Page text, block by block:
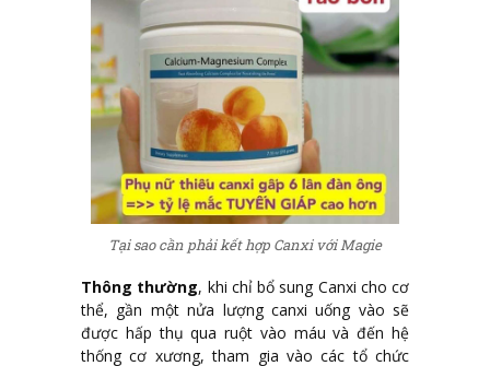
Tại sao cần phải kết hợp Canxi với Magie
Thông thường, khi chỉ bổ sung Canxi cho cơ
thể, gần một nửa lượng canxi uống vào sẽ
được hấp thụ qua ruột vào máu và đến hệ
thống cơ xương, tham gia vào các tổ chức